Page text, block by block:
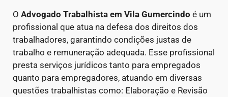
O Advogado Trabalhista em Vila Gumercindo é um
profissional que atua na defesa dos direitos dos
trabalhadores, garantindo condições justas de
trabalho e remuneração adequada. Esse profissional
presta serviços jurídicos tanto para empregados
quanto para empregadores, atuando em diversas
questões trabalhistas como: Elaboração e Revisão